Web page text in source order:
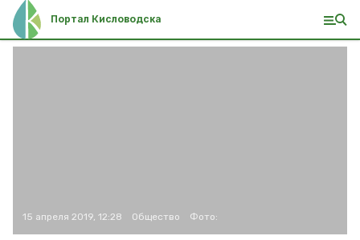
Портал Кисловодска
15 апреля 2019, 12:28 Общество Фото: